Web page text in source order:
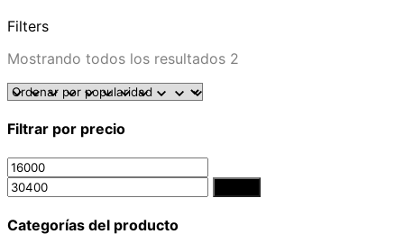
Filters
Mostrando todos los resultados 2
Filtrar por precio
Categorías del producto